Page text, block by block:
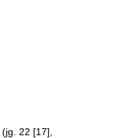
(jg. 22 [17],